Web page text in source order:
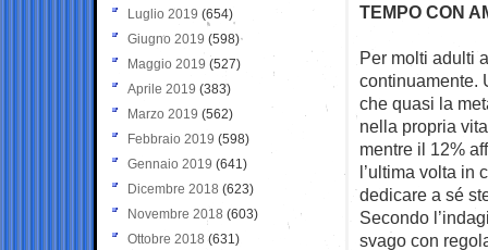
TEMPO CON
Per molti adulti
continuamente.
che quasi la
nella propria
mentre il 12%
l’ultima volta in
dedicare a sé
Secondo
svago con
Luglio 2019 (654)
Giugno 2019 (598)
Maggio 2019 (527)
Aprile 2019 (383)
Marzo 2019 (562)
Febbraio 2019 (598)
Gennaio 2019 (641)
Dicembre 2018 (623)
Novembre 2018 (603)
Ottobre 2018 (631)